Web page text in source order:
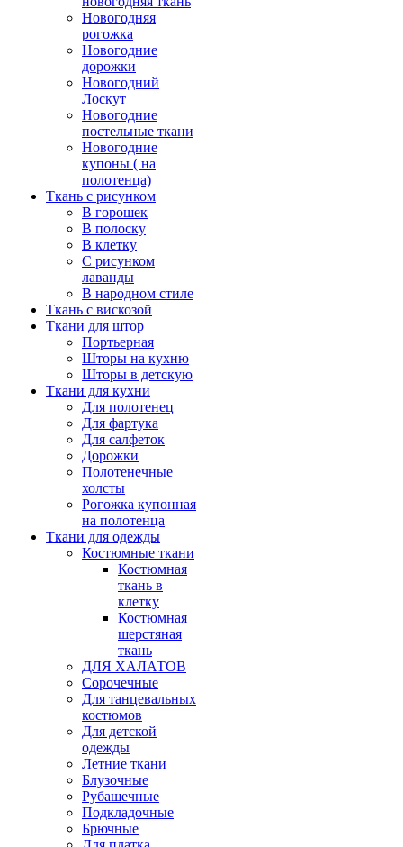
Новогодняя
рогожка
Новогодние
дорожки
Новогодний
Лоскут
Новогодние
постельные ткани
Новогодние
купоны ( на
полотенца)
Ткань с рисунком
В горошек
В полоску
В клетку
С рисунком
лаванды
В народном стиле
Ткань с вискозой
Ткани для штор
Портьерная
Шторы на кухню
Шторы в детскую
Ткани для кухни
Для полотенец
Для фартука
Для салфеток
Дорожки
Полотенечные
холсты
Рогожка купонная
на полотенца
Ткани для одежды
Костюмные ткани
Костюмная
ткань в
клетку
Костюмная
шерстяная
ткань
ДЛЯ ХАЛАТОВ
Сорочечные
Для танцевальных
костюмов
Для детской
одежды
Летние ткани
Блузочные
Рубашечные
Подкладочные
Брючные